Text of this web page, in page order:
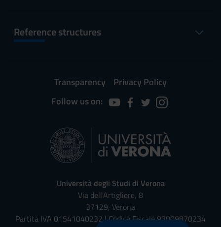
Reference structures
Transparency
Privacy Policy
Follow us on:
Università degli Studi di Verona
Via dell'Artigliere, 8
37129, Verona
Partita IVA 01541040232 | Codice Fiscale 93009870234